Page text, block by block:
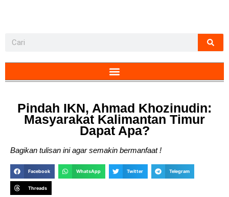
Pindah IKN, Ahmad Khozinudin:
Masyarakat Kalimantan Timur
Dapat Apa?
Bagikan tulisan ini agar semakin bermanfaat !
Facebook WhatsApp Twitter Telegram
Threads